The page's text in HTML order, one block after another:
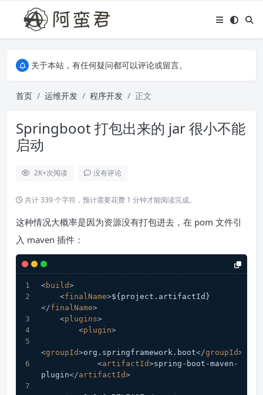
关于本站，有任何疑问都可以评论或留言。
关于本站，有任何疑问都可以评论或留言。
首页
运维开发 程序开发 正文
Springboot 打包出来的 jar 很小不能
启动
2K+次阅读 没有评论
共计 339 个字符，预计需要花费 1 分钟才能阅读完成。
这种情况大概率是因为资源没有打包进去，在 pom 文件引
入 maven 插件：
<build>
<finalName>${project.artifactId}
</finalName>
<plugins>
<plugin>
<groupId>org.springframework.boot</groupId>
<artifactId>spring-boot-maven-
plugin</artifactId>